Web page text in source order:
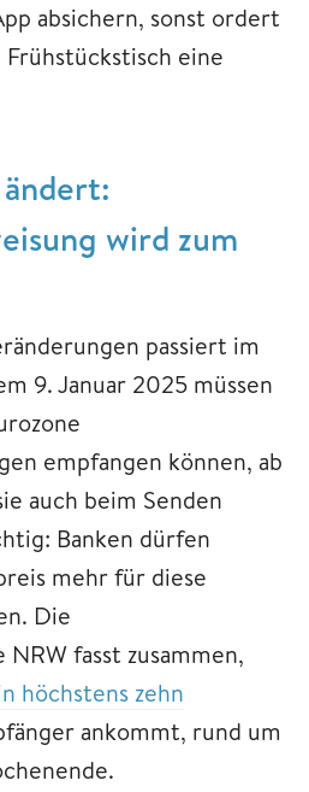
absichern, sonst ordert
eine
wird zum
passiert im
9. Januar 2025 müssen
empfangen können, ab
auch beim Senden
Banken dürfen
mehr für diese
Die
fasst zusammen,
höchstens zehn
ankommt, rund um